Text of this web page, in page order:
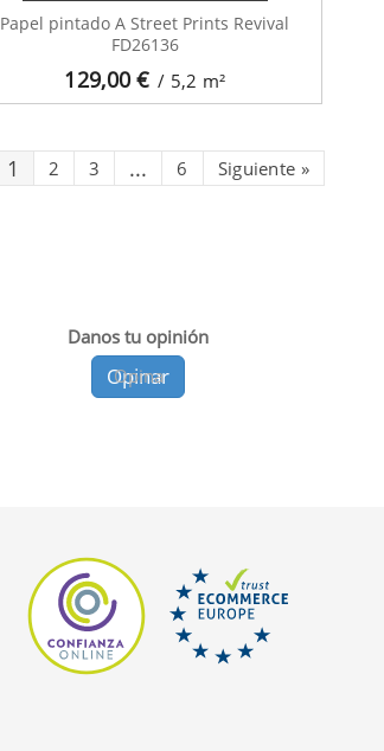
129,00 € / 5,2 m²
Papel pintado A Street Prints Revival
FD26136
1 2 3 ... 6 Siguiente »
Opina
Danos tu opinión
Opinar